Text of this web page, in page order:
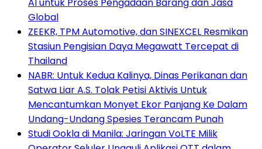
Global
ZEEKR, TPM Automotive, dan SINEXCEL Resmikan
Stasiun Pengisian Daya Megawatt Tercepat di
Thailand
NABR: Untuk Kedua Kalinya, Dinas Perikanan dan
Satwa Liar A.S. Tolak Petisi Aktivis Untuk
Mencantumkan Monyet Ekor Panjang Ke Dalam
Undang-Undang Spesies Terancam Punah
Studi Ookla di Manila: Jaringan VoLTE Milik